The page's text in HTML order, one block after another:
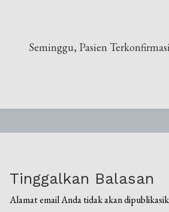
Seminggu, Pasien
Tinggalkan Balasan
Alamat email Anda tidak akan